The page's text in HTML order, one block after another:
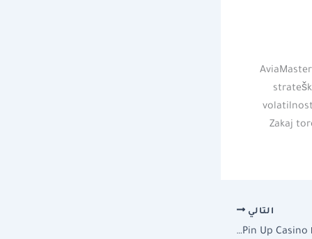
Zakaj
التالي
казино – Официальный сайт Pin Up Casino вход на зеркало.3683